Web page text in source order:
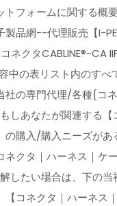
トフォームに関する概
製品網--代理販売【I-
ネクタCABLINE®-CA
中の表リスト内のすべ
社の専門代理/各種{コ
しあなたが関連する【
の購入/購入ニーズが
ネクタ｜ハーネス｜ケ
したい場合は、下の当
【コネクタ｜ハーネス